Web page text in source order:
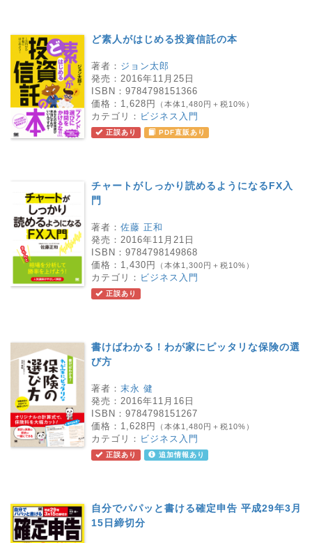
ど素人がはじめる投資信託の本
著者： ジョン太郎
発売： 2016年11月25日
ISBN： 9784798151366
価格： 1,628円 （本体1,480円＋税10%）
カテゴリ： ビジネス入門
正誤あり PDF直販あり
チャートがしっかり読めるようになるFX入
門
著者： 佐藤 正和
発売： 2016年11月21日
ISBN： 9784798149868
価格： 1,430円 （本体1,300円＋税10%）
カテゴリ： ビジネス入門
正誤あり
書けばわかる！わが家にピッタリな保険の選
び方
著者： 末永 健
発売： 2016年11月16日
ISBN： 9784798151267
価格： 1,628円 （本体1,480円＋税10%）
カテゴリ： ビジネス入門
正誤あり 追加情報あり
自分でパパッと書ける確定申告 平成29年3月
15日締切分